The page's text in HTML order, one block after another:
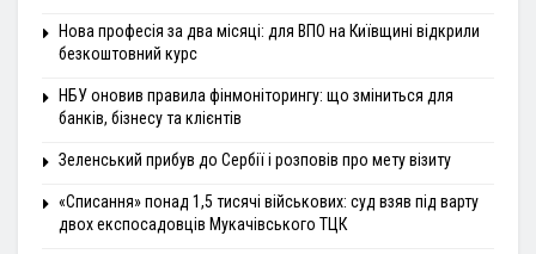
Нова професія за два місяці: для ВПО на Київщині відкрили
безкоштовний курс
НБУ оновив правила фінмоніторингу: що зміниться для
банків, бізнесу та клієнтів
Зеленський прибув до Сербії і розповів про мету візиту
«Списання» понад 1,5 тисячі військових: суд взяв під варту
двох експосадовців Мукачівського ТЦК